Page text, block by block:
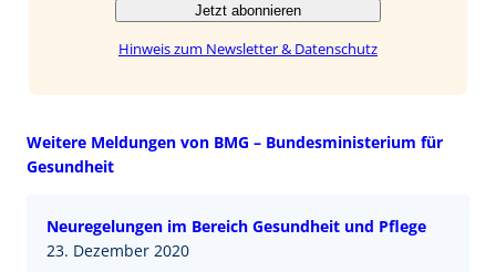
Jetzt abonnieren
Hinweis zum Newsletter & Datenschutz
Weitere Meldungen von BMG – Bundesministerium für
Gesundheit
Neuregelungen im Bereich Gesundheit und Pflege
23. Dezember 2020